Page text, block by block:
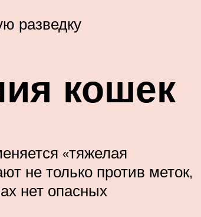
разведку
кошек
«тяжелая
не только против меток,
нет опасных